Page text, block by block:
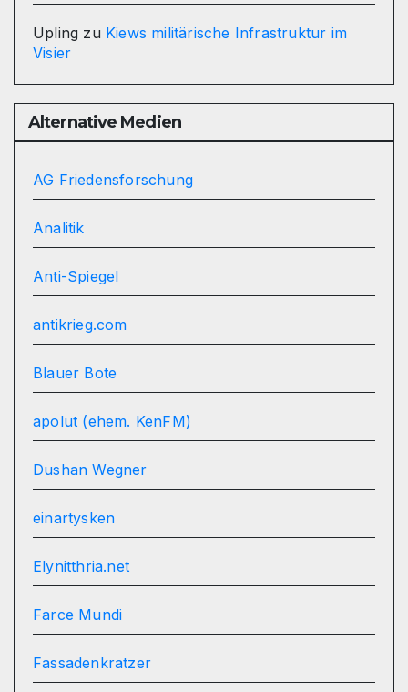
Upling zu Kiews militärische Infrastruktur im
Visier
Alternative Medien
AG Friedensforschung
Analitik
Anti-Spiegel
antikrieg.com
Blauer Bote
apolut (ehem. KenFM)
Dushan Wegner
einartysken
Elynitthria.net
Farce Mundi
Fassadenkratzer